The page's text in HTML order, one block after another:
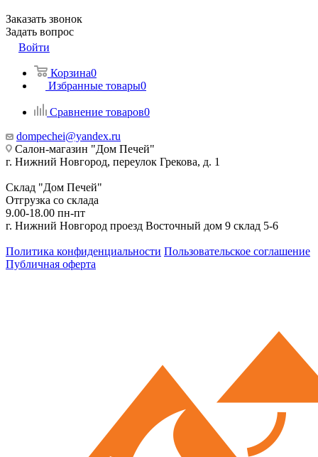
Заказать звонок
Задать вопрос
Войти
Корзина0
Избранные товары0
Сравнение товаров0
dompechei@yandex.ru
Салон-магазин "Дом Печей"
г. Нижний Новгород, переулок Грекова, д. 1
Склад "Дом Печей"
Отгрузка со склада
9.00-18.00 пн-пт
г. Нижний Новгород проезд Восточный дом 9 склад 5-6
Политика конфиденциальности Пользовательское соглашение
Публичная оферта